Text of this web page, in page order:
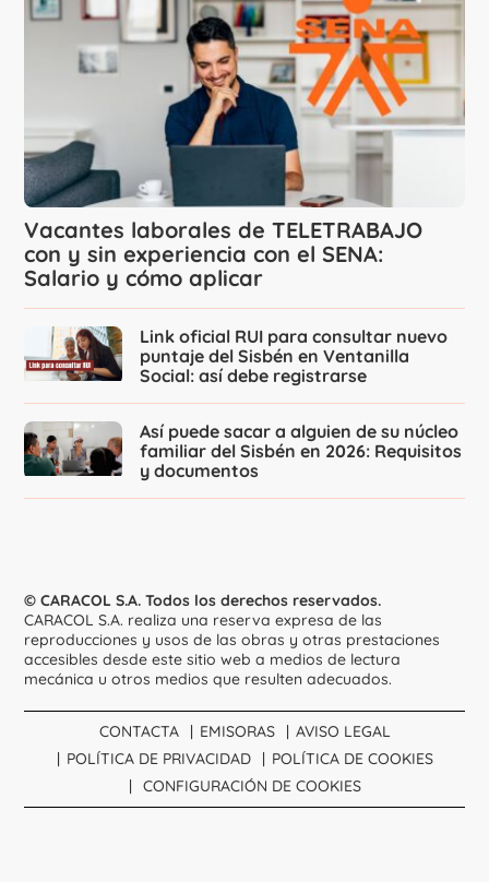
Vacantes laborales de TELETRABAJO
con y sin experiencia con el SENA:
Salario y cómo aplicar
Link oficial RUI para consultar nuevo
puntaje del Sisbén en Ventanilla
Social: así debe registrarse
Así puede sacar a alguien de su núcleo
familiar del Sisbén en 2026: Requisitos
y documentos
© CARACOL S.A. Todos los derechos reservados.
CARACOL S.A. realiza una reserva expresa de las
reproducciones y usos de las obras y otras prestaciones
accesibles desde este sitio web a medios de lectura
mecánica u otros medios que resulten adecuados.
CONTACTA EMISORAS
AVISO LEGAL
POLÍTICA DE PRIVACIDAD
POLÍTICA DE COOKIES
CONFIGURACIÓN DE COOKIES